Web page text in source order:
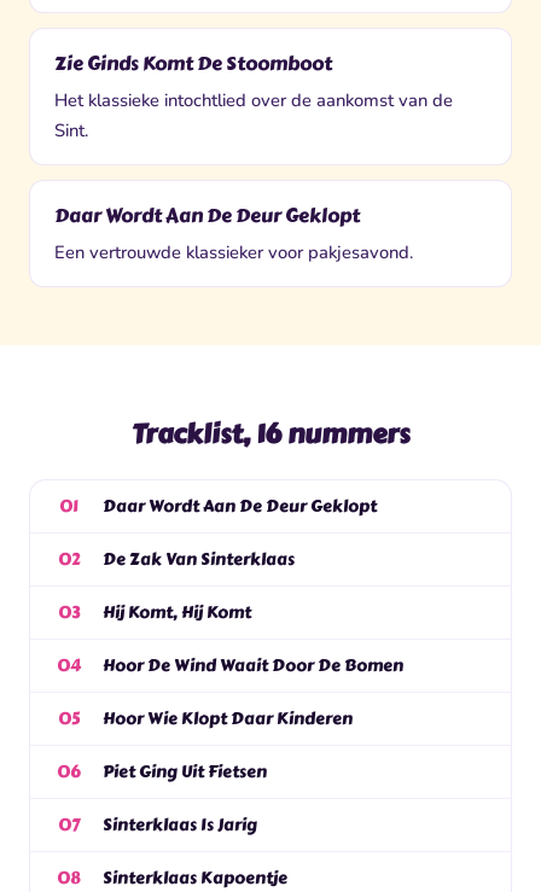
Zie Ginds Komt De Stoomboot
Het klassieke intochtlied over de aankomst van de
Sint.
Daar Wordt Aan De Deur Geklopt
Een vertrouwde klassieker voor pakjesavond.
Tracklist, 16 nummers
01 Daar Wordt Aan De Deur Geklopt
02 De Zak Van Sinterklaas
03 Hij Komt, Hij Komt
04 Hoor De Wind Waait Door De Bomen
05 Hoor Wie Klopt Daar Kinderen
06 Piet Ging Uit Fietsen
07 Sinterklaas Is Jarig
08 Sinterklaas Kapoentje